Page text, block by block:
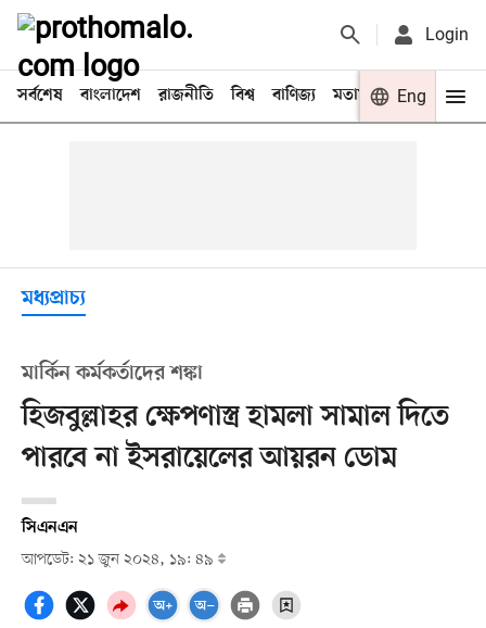
Login
সর্বশেষ বাংলাদেশ রাজনীতি বিশ্ব বাণিজ্য মতামত খেলা
Eng
মধ্যপ্রাচ্য
মার্কিন কর্মকর্তাদের শঙ্কা
হিজবুল্লাহর ক্ষেপণাস্ত্র হামলা সামাল দিতে
পারবে না ইসরায়েলের আয়রন ডোম
সিএনএন
আপডেট: ২১ জুন ২০২৪, ১৯: ৪৯